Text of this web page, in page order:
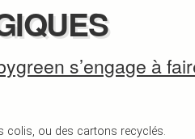
s’engage à
colis, ou des cartons recyclés.